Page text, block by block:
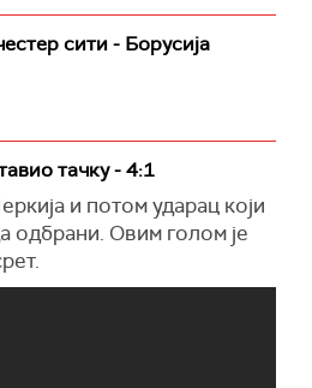
сити - Борусија
тачку - 4:1
и потом ударац који
одбрани. Овим голом је